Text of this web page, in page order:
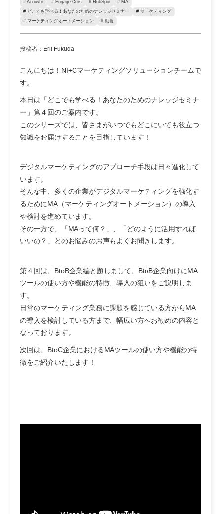
# Acoustic # Engage Cros # HubSpot
# MA
# どこでも学べる！あなたのためのナレッジセミナー
# マーケティング
# マーケティングオートメーション
# 動画
投稿者：Erii Fukuda
こんにちは！NI+Cマーケティングソリューションチームで
す。
本日は「どこでも学べる！あなたのためのナレッジセミナ
ー」第４回のご案内です。
このシリーズでは、皆さまがいつでもどこにいても役立つ
知識をお届けすることを目指しています！
デジタルマーケティングのアプローチ手段は日々進化して
います。
そんな中、多くの企業がデジタルマーケティングを強化す
るためにMA（マーケティングオートメーション）の導入
や検討を進めています。
その一方で、「MAって何？」、「どのように活用すれば
いいの？」とのお悩みのお声もよくお聞きします。
第４回は、BtoB企業編と題しまして、BtoB企業向けにMA
ツールの使い方や機能の特徴、導入の狙いをご説明しま
す。
日常のマーケティング業務に課題を感じている方からMA
の導入を検討している方まで、幅広い方へお勧めの内容と
なっております。
次回は、BtoC企業におけるMAツールの使い方や機能の特
徴をご紹介いたします！